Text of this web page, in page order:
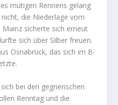
mutigen Rennens gelang
die Niederlage vom
sicherte sich erneut
sich über Silber freuen.
Osnabrück, das sich im B-
bei den gegnerischen
Renntag und die